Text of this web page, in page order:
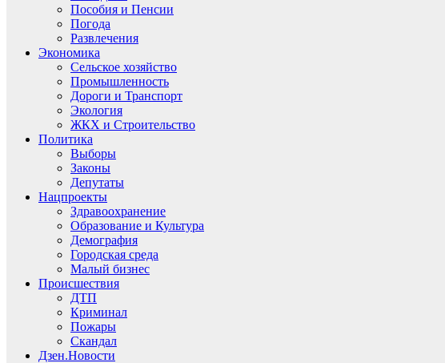
Пособия и Пенсии
Погода
Развлечения
Экономика
Сельское хозяйство
Промышленность
Дороги и Транспорт
Экология
ЖКХ и Строительство
Политика
Выборы
Законы
Депутаты
Нацпроекты
Здравоохранение
Образование и Культура
Демография
Городская среда
Малый бизнес
Происшествия
ДТП
Криминал
Пожары
Скандал
Дзен.Новости